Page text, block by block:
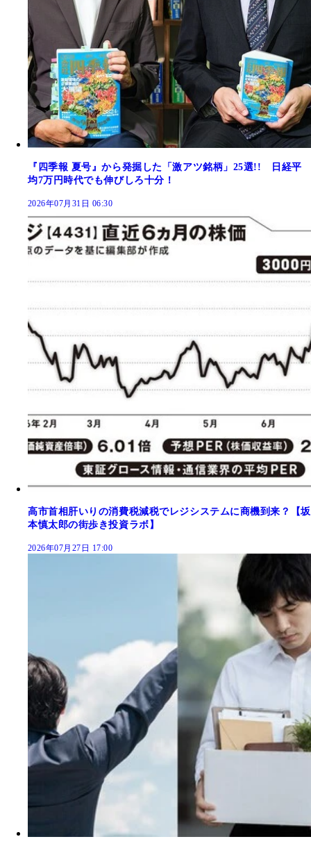
『四季報 夏号』から発掘した「激アツ銘柄」25選!! 日経平
均7万円時代でも伸びしろ十分！
2026年07月31日 06:30
高市首相肝いりの消費税減税でレジシステムに商機到来？【坂
本慎太郎の街歩き投資ラボ】
2026年07月27日 17:00